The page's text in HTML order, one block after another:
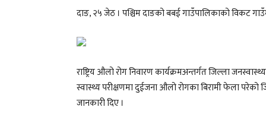
दाङ, २५ जेठ । पश्चिम दाङको बबई गाउँपालिकाको विकट
राष्ट्रिय औलो रोग निवारण कार्यक्रमअन्तर्गत जिल्ला
स्वास्थ्य परीक्षणमा दुईजना औलो रोगका बिरामी फेला
जानकारी दिए ।